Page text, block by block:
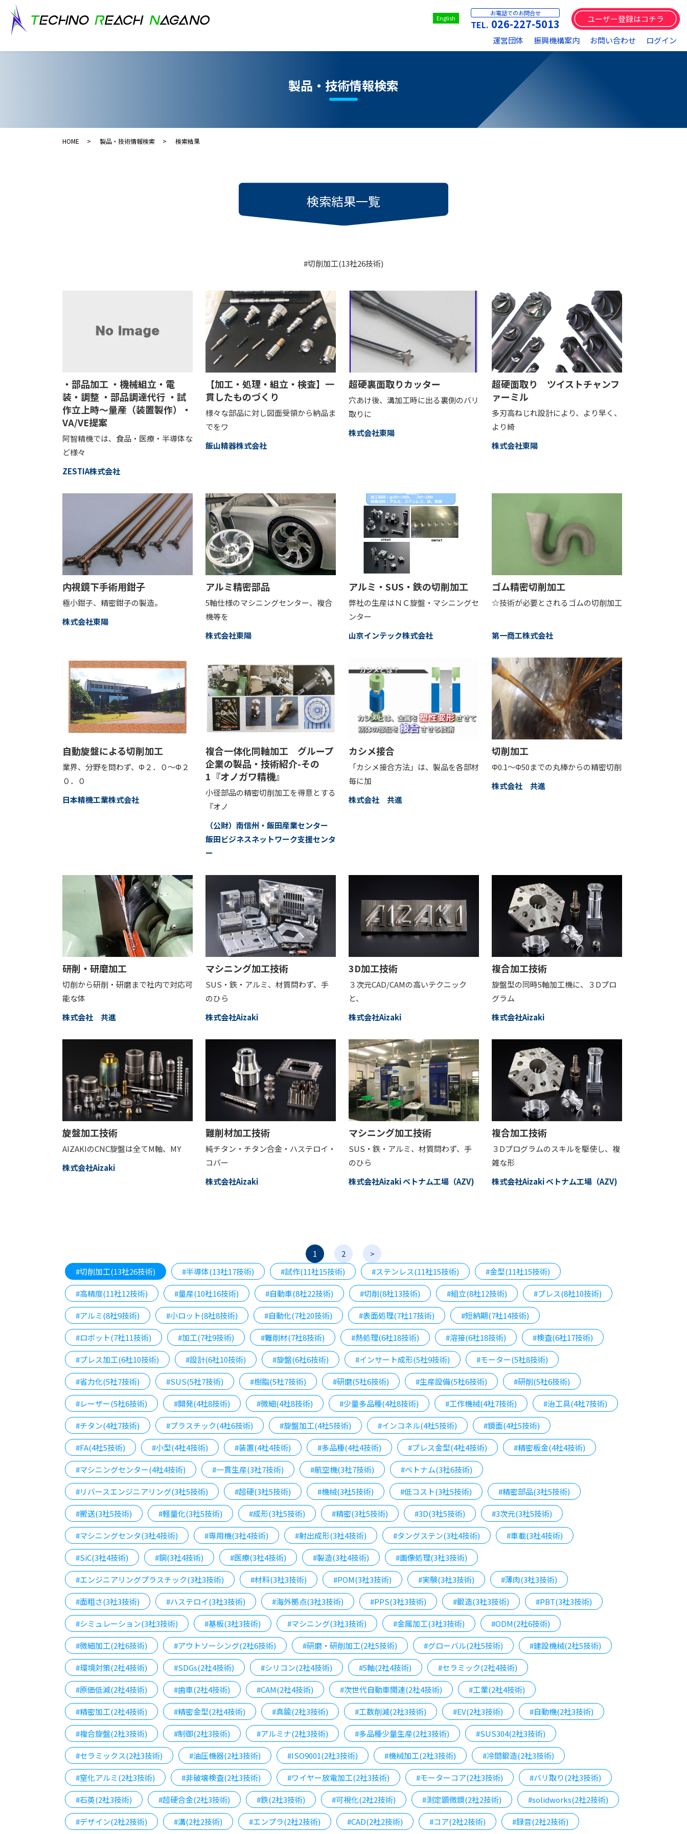
運営団体 振興機構案内 お問い合わせ ログイン
English
お電話でのお問合せ
026-227-5013 ユーザー登録はコチラ
製品・技術情報検索
HOME 製品・技術情報検索 検索結果
検索結果一覧
#切削加工(13社26技術)
・部品加工 ・機械組立・電
装・調整 ・部品調達代行 ・試
作立上時～量産（装置製作）・
VA/VE提案
阿智精機では、食品・医療・半導体な
ど様々
ZESTIA株式会社
【加工・処理・組立・検査】一
貫したものづくり
様々な部品に対し図面受領から納品ま
でをワ
飯山精器株式会社
超硬裏面取りカッター
穴あけ後、溝加工時に出る裏側のバリ
取りに
株式会社東陽
超硬面取り ツイストチャンフ
ァーミル
多刃高ねじれ設計により、より早く、
より綺
株式会社東陽
内視鏡下手術用鉗子
極小鉗子、精密鉗子の製造。
株式会社東陽
アルミ精密部品
5軸仕様のマシニングセンター、複合
機等を
株式会社東陽
アルミ・SUS・鉄の切削加工
弊社の生産はＮＣ旋盤・マシニングセ
ンター
山京インテック株式会社
ゴム精密切削加工
☆技術が必要とされるゴムの切削加工
第一商工株式会社
自動旋盤による切削加工
業界、分野を問わず、Φ２．０～Φ２
０．０
日本精機工業株式会社
複合一体化同軸加工 グループ
企業の製品・技術紹介-その
1『オノガワ精機』
小径部品の精密切削加工を得意とする
『オノ
（公財）南信州・飯田産業センター
飯田ビジネスネットワーク支援センタ
ー
カシメ接合
「カシメ接合方法」は、製品を各部材
毎に加
株式会社 共進
切削加工
Φ0.1～Φ50までの丸棒からの精密切削
株式会社 共進
研削・研磨加工
切削から研削・研磨まで社内で対応可
能な体
株式会社 共進
マシニング加工技術
SUS・鉄・アルミ、材質問わず、手
のひら
株式会社Aizaki
3D加工技術
３次元CAD/CAMの高いテクニック
と、
株式会社Aizaki
複合加工技術
旋盤型の同時5軸加工機に、３Dプロ
グラム
株式会社Aizaki
旋盤加工技術
AIZAKIのCNC旋盤は全てM軸、MY
株式会社Aizaki
難削材加工技術
純チタン・チタン合金・ハステロイ・
コバー
株式会社Aizaki
マシニング加工技術
SUS・鉄・アルミ、材質問わず、手
のひら
株式会社Aizaki ベトナム工場（AZV)
複合加工技術
３Dプログラムのスキルを駆使し、複
雑な形
株式会社Aizaki ベトナム工場（AZV)
1 2
>
#切削加工(13社26技術)
#半導体(13社17技術) #試作(11社15技術) #ステンレス(11社15技術) #金型(11社15技術)
#高精度(11社12技術) #量産(10社16技術) #自動車(8社22技術) #切削(8社13技術) #組立(8社12技術) #プレス(8社10技術)
#アルミ(8社9技術) #小ロット(8社8技術) #自動化(7社20技術) #表面処理(7社17技術) #短納期(7社14技術)
#ロボット(7社11技術) #加工(7社9技術) #難削材(7社8技術) #熱処理(6社18技術) #溶接(6社18技術) #検査(6社17技術)
#プレス加工(6社10技術) #設計(6社10技術) #旋盤(6社6技術) #インサート成形(5社9技術) #モーター(5社8技術)
#省力化(5社7技術) #SUS(5社7技術) #樹脂(5社7技術) #研磨(5社6技術) #生産設備(5社6技術) #研削(5社6技術)
#レーザー(5社6技術) #開発(4社8技術) #微細(4社8技術) #少量多品種(4社8技術) #工作機械(4社7技術) #治工具(4社7技術)
#チタン(4社7技術) #プラスチック(4社6技術) #旋盤加工(4社5技術) #インコネル(4社5技術) #鏡面(4社5技術)
#FA(4社5技術) #小型(4社4技術) #装置(4社4技術) #多品種(4社4技術) #プレス金型(4社4技術) #精密板金(4社4技術)
#マシニングセンター(4社4技術) #一貫生産(3社7技術) #航空機(3社7技術) #ベトナム(3社6技術)
#リバースエンジニアリング(3社5技術) #超硬(3社5技術) #機械(3社5技術) #低コスト(3社5技術) #精密部品(3社5技術)
#搬送(3社5技術) #軽量化(3社5技術) #成形(3社5技術) #精密(3社5技術) #3D(3社5技術) #3次元(3社5技術)
#マシニングセンタ(3社4技術) #専用機(3社4技術) #射出成形(3社4技術) #タングステン(3社4技術) #車載(3社4技術)
#SiC(3社4技術) #銅(3社4技術) #医療(3社4技術) #製造(3社4技術) #画像処理(3社3技術)
#エンジニアリングプラスチック(3社3技術) #材料(3社3技術) #POM(3社3技術) #実験(3社3技術) #薄肉(3社3技術)
#面粗さ(3社3技術) #ハステロイ(3社3技術) #海外拠点(3社3技術) #PPS(3社3技術) #鍛造(3社3技術) #PBT(3社3技術)
#シミュレーション(3社3技術) #基板(3社3技術) #マシニング(3社3技術) #金属加工(3社3技術) #ODM(2社6技術)
#微細加工(2社6技術) #アウトソーシング(2社6技術) #研磨・研削加工(2社5技術) #グローバル(2社5技術) #建設機械(2社5技術)
#環境対策(2社4技術) #SDGs(2社4技術) #シリコン(2社4技術) #5軸(2社4技術) #セラミック(2社4技術)
#原価低減(2社4技術) #歯車(2社4技術) #CAM(2社4技術) #次世代自動車関連(2社4技術) #工業(2社4技術)
#精密加工(2社4技術) #精密金型(2社4技術) #真鍮(2社3技術) #工数削減(2社3技術) #EV(2社3技術) #自動機(2社3技術)
#複合旋盤(2社3技術) #制御(2社3技術) #アルミナ(2社3技術) #多品種少量生産(2社3技術) #SUS304(2社3技術)
#セラミックス(2社3技術) #油圧機器(2社3技術) #ISO9001(2社3技術) #機械加工(2社3技術) #冷間鍛造(2社3技術)
#窒化アルミ(2社3技術) #非破壊検査(2社3技術) #ワイヤー放電加工(2社3技術) #モーターコア(2社3技術) #バリ取り(2社3技術)
#石英(2社3技術) #超硬合金(2社3技術) #鉄(2社3技術) #可視化(2社2技術) #測定顕微鏡(2社2技術) #solidworks(2社2技術)
#デザイン(2社2技術) #溝(2社2技術) #エンプラ(2社2技術) #CAD(2社2技術) #コア(2社2技術) #録音(2社2技術)